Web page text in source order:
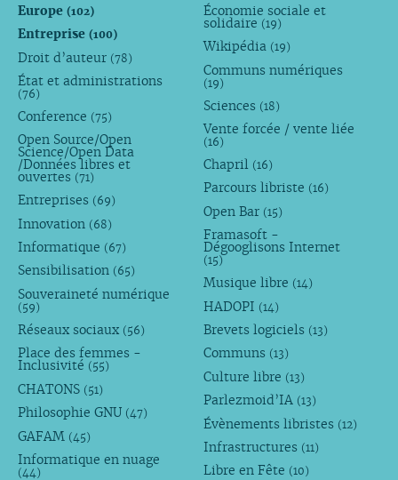
Europe (102)
Entreprise (100)
Droit d’auteur (78)
État et administrations
(76)
Conference (75)
Open Source/Open
Science/Open Data
/Données libres et
ouvertes (71)
Entreprises (69)
Innovation (68)
Informatique (67)
Sensibilisation (65)
Souveraineté numérique
(59)
Réseaux sociaux (56)
Place des femmes -
Inclusivité (55)
CHATONS (51)
Philosophie GNU (47)
GAFAM (45)
Informatique en nuage
(44)
Économie sociale et
solidaire (19)
Wikipédia (19)
Communs numériques
(19)
Sciences (18)
Vente forcée / vente liée
(16)
Chapril (16)
Parcours libriste (16)
Open Bar (15)
Framasoft -
Dégooglisons Internet
(15)
Musique libre (14)
HADOPI (14)
Brevets logiciels (13)
Communs (13)
Culture libre (13)
Parlezmoid’IA (13)
Évènements libristes (12)
Infrastructures (11)
Libre en Fête (10)